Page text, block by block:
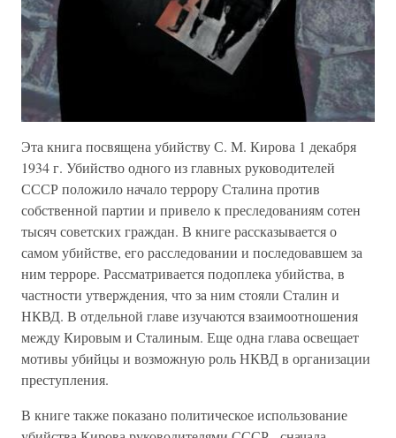
Эта книга посвящена убийству С. М. Кирова 1 декабря
1934 г. Убийство одного из главных руководителей
СССР положило начало террору Сталина против
собственной партии и привело к преследованиям сотен
тысяч совет­ских граждан. В книге рассказывается о
самом убийстве, его расследовании и последовавшем за
ним терроре. Рассматривается подоплека убийства, в
част­ности утверждения, что за ним стояли Сталин и
НКВД. В отдельной главе изу­чаются взаимоотношения
между Кировым и Сталиным. Еще одна глава осве­щает
мотивы убийцы и возможную роль НКВД в организации
преступления.
В книге также показано политическое использование